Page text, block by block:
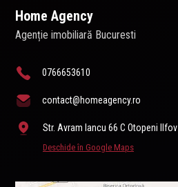
Home Agency
Agenție imobiliară Bucuresti
0766653610
contact@homeagency.ro
Str. Avram Iancu 66 C Otopeni Ilfov
Deschide în Google Maps